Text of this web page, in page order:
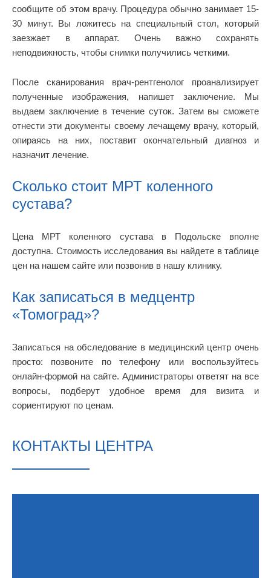
сообщите об этом врачу. Процедура обычно занимает 15-
30 минут. Вы ложитесь на специальный стол, который
заезжает в аппарат. Очень важно сохранять
неподвижность, чтобы снимки получились четкими.
После сканирования врач-рентгенолог проанализирует
полученные изображения, напишет заключение. Мы
выдаем заключение в течение суток. Затем вы сможете
отнести эти документы своему лечащему врачу, который,
опираясь на них, поставит окончательный диагноз и
назначит лечение.
Сколько стоит МРТ коленного
сустава?
Цена МРТ коленного сустава в Подольске вполне
доступна. Стоимость исследования вы найдете в таблице
цен на нашем сайте или позвонив в нашу клинику.
Как записаться в медцентр
«Томоград»?
Записаться на обследование в медицинский центр очень
просто: позвоните по телефону или воспользуйтесь
онлайн-формой на сайте. Администраторы ответят на все
вопросы, подберут удобное время для визита и
сориентируют по ценам.
КОНТАКТЫ ЦЕНТРА